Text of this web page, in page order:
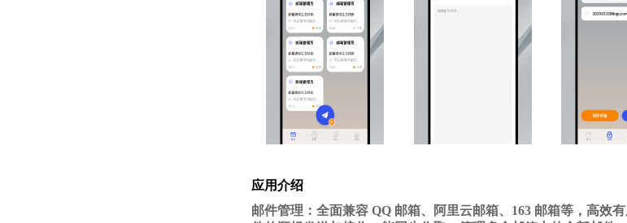
应用介绍
邮件管理：全面兼容 QQ 邮箱、阿里云邮箱、163 邮箱等，高效